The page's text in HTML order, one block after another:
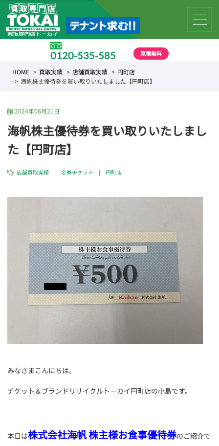
0120-535-585 見積無料
HOME 買取実績 店舗買取実績
円町店
海帆株主優待券を買い取りいたしました【円町店】
2024年06月21日
海帆株主優待券を買い取りいたしまし
た【円町店】
店舗買取実績 |金券チケット | 円町店
みなさまこんにちは。
チケット＆ブランドリサイクルトーカイ円町店の小島です。
本日は株式会社海帆 株主様お食事優待券のご紹介で